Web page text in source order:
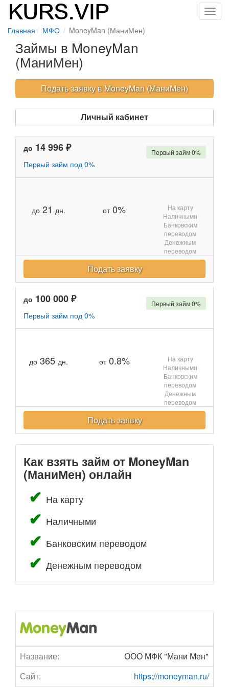
Главная МФО MoneyMan (МаниМен)
Займы в MoneyMan
(МаниМен)
Подать заявку в MoneyMan (МаниМен)
Личный кабинет
до 14 996 ₽
Первый займ под 0%
до 21 дн. от0%
Первый займ 0%
На карту
Наличными
Банковским
переводом
Денежным
переводом
Подать заявку
до 100 000 ₽
Первый займ под 0%
до 365 дн. от0.8%
Первый займ 0%
На карту
Наличными
Банковским
переводом
Денежным
переводом
Подать заявку
Как взять займ от MoneyMan
(МаниМен) онлайн
На карту
Наличными
Банковским переводом
Денежным переводом
Название:
ООО МФК "Мани Мен"
Сайт:
https://moneyman.ru/